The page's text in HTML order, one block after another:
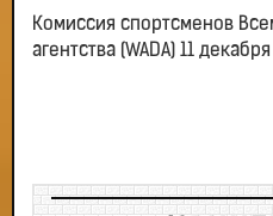
Комиссия спортсменов
агентства (WADA) 11